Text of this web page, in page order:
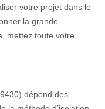
votre projet dans le
la grande
mettez toute votre
dépend des